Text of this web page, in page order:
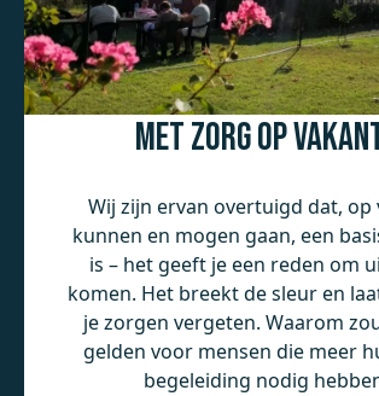
Met zorg op
Wij zijn ervan overtuigd dat, op
kunnen en mogen gaan, een
is – het geeft je een reden om
komen. Het breekt de sleur en
je zorgen vergeten. Waarom
gelden voor mensen die meer
begeleiding nodig